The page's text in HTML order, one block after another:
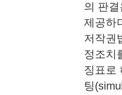
의 판
제공하
저작권
정조치
징표로
팅